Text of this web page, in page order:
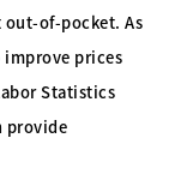
out-of-pocket. As
prices
Statistics
provide